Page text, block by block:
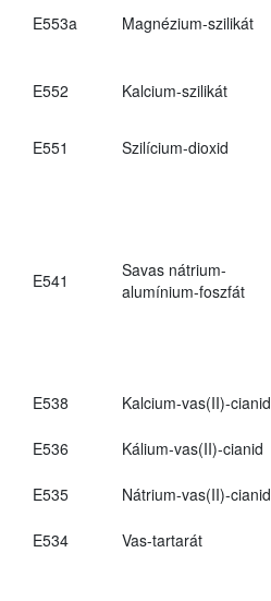
E553a Magnézium-szilikát
E552
Kalcium-szilikát
E551 Szilícium-dioxid
E541
Savas nátrium-
alumínium-foszfát
E538 Kalcium-vas(II)-cianid
E536
Kálium-vas(II)-cianid
E535
Nátrium-vas(II)-cianid
E534
Vas-tartarát